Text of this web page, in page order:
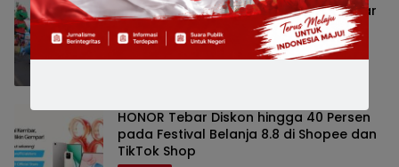
BCA Gandeng PPATK Edukasi 100 Pelajar
dan Lepasliarkan 1.300 Tukik di
Banyuwangi
HONOR Tebar Diskon hingga 40 Persen
pada Festival Belanja 8.8 di Shopee dan
TikTok Shop